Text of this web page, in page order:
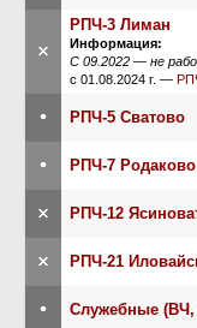
×
РПЧ-3 Лиман
Информация:
С 09.2022 — не
с 01.08.2024 г. —
• РПЧ-5 Сватово
• РПЧ-7 Родаково
× РПЧ-12
× РПЧ-21
• Служебные